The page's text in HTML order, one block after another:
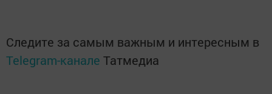
Следите за самым важным и интересным в
Telegram-канале Татмедиа